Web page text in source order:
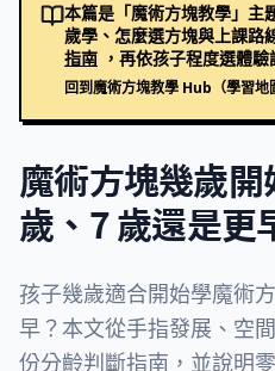
本篇是「魔術方塊教學」主
歲學、怎麼選方塊與上課路
指南 ，再依孩子程度選體驗
回到魔術方塊教學 Hub（學習地
魔術方塊幾歲
歲、7 歲還是更
孩子幾歲適合開始學魔術
早？本文從手指發展、空
份分齡判斷指南，並說明